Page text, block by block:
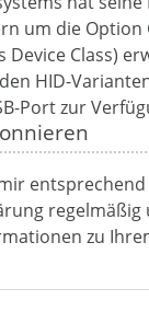
um die Option
Device Class)
HID-
Port zur
regelmäßig
zu